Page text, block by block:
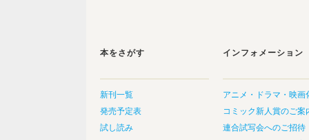
本をさがす
新刊一覧
発売予定表
試し読み
インフォメーション
アニメ・ドラマ・映画
コミック新人賞のご案
連合試写会へのご招待